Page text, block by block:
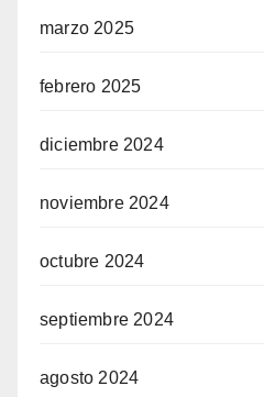
marzo 2025
febrero 2025
diciembre 2024
noviembre 2024
octubre 2024
septiembre 2024
agosto 2024